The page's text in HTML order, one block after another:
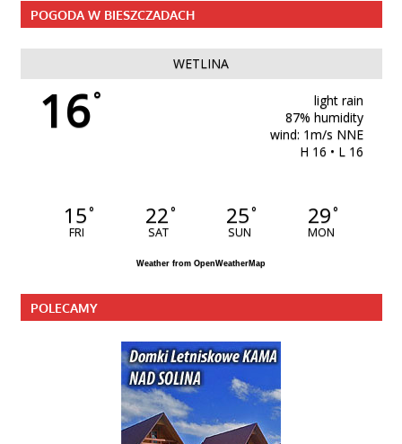
POGODA W BIESZCZADACH
WETLINA
16°
light rain
87% humidity
wind: 1m/s NNE
H 16 • L 16
15°
FRI
22°
SAT
25°
SUN
29°
MON
Weather from OpenWeatherMap
POLECAMY